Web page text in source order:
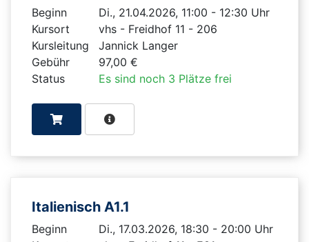
Beginn
Di., 21.04.2026, 11:00 - 12:30 Uhr
Kursort
vhs - Freidhof 11 - 206
Kursleitung
Jannick Langer
Gebühr
97,00 €
Status
Es sind noch 3 Plätze frei
Italienisch A1.1
Beginn
Di., 17.03.2026, 18:30 - 20:00 Uhr